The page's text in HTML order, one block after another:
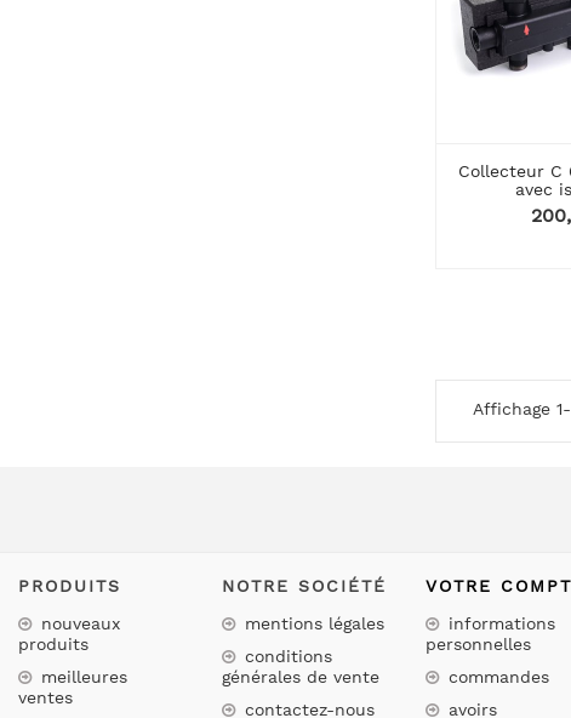
Collecteur C
avec
Prix
Affichage
PRODUITS
nouveaux
produits
meilleures
ventes
NOTRE SOCIÉTÉ
mentions légales
conditions
générales de vente
contactez-nous
VOTRE
informations
personnelles
commandes
avoirs